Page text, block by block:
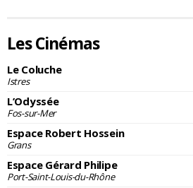
Les Cinémas
Le Coluche
Istres
L’Odyssée
Fos-sur-Mer
Espace Robert Hossein
Grans
Espace Gérard Philipe
Port-Saint-Louis-du-Rhône